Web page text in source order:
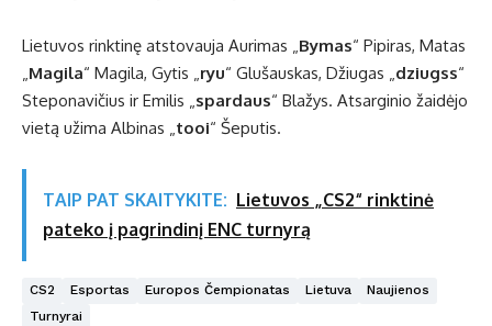
Lietuvos rinktinę atstovauja Aurimas „ Bymas“ Pipiras, Matas
Magila“ Magila, Gytis „ ryu“ Glušauskas, Džiugas „ dziugss“
Steponavičius ir Emilis „ spardaus“ Blažys. Atsarginio žaidėjo
vietą užima Albinas „ tooi“ Šeputis.
TAIP PAT SKAITYKITE: Lietuvos „CS2“ rinktinė
pateko į pagrindinį ENC turnyrą
CS2 Esportas Europos Čempionatas Lietuva
Naujienos
Turnyrai